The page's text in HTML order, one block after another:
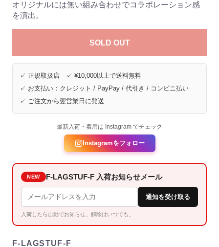
オリジナルには無い組み合わせでコラボレーション感
を演出。
SOLD OUT
✓ 正規取扱店 ✓ ¥10,000以上で送料無料
✓ お支払い：クレジット / PayPay / 代引き / コンビニ払い
✓ ご注文から翌営業日に発送
最新入荷・着用は Instagram でチェック
Instagramをフォロー
NEW F-LAGSTUF-F 入荷お知らせメール
通知を受け取る
入荷したら自動でお知らせ。解除はいつでも。
F-LAGSTUF-F